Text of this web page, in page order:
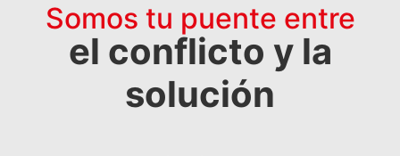
Somos tu puente entre
el conflicto y la
solución